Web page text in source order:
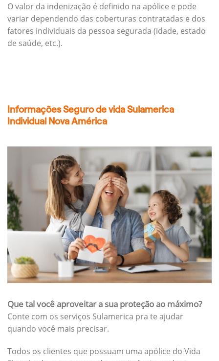
O valor da indenização é definido na apólice e pode
variar dependendo das coberturas contratadas e dos
fatores individuais da pessoa segurada (idade, estado
de saúde, etc.).
Informações Seguro de vida Sulamerica
Individual Nova América
Que tal você aproveitar a sua proteção ao máximo?
Conte com os serviços Sulamerica pra te ajudar
quando você mais precisar.
Todos os clientes que possuam uma apólice do Vida